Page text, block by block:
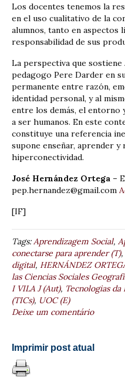
Los docentes tenemos la
en el uso cualitativo de la
alumnos, tanto en aspectos
responsabilidad de sus
La perspectiva que sostiene
pedagogo Pere Darder en
permanente entre razón,
identidad personal, y al
entre los demás, el entorno
a ser humanos. En este
constituye una referencia
supone enseñar, aprender y
hiperconectividad.
José Hernández Ortega –
pep.hernandez@gmail.com
[IF]
Tags:Aprendizagem Social,
conectarse para aprender (T),
digital, HERNÁNDEZ
las Ciencias Sociales
I VILA J (Aut), Tecnologias
(TICs), UOC (E)
Deixe um comentário
Imprimir post atual